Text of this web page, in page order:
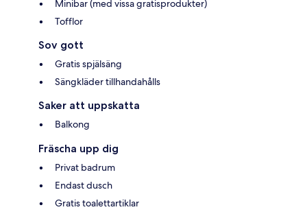
Minibar (med vissa gratisprodukter)
Tofflor
Sov gott
Gratis spjälsäng
Sängkläder tillhandahålls
Saker att uppskatta
Balkong
Fräscha upp dig
Privat badrum
Endast dusch
Gratis toalettartiklar